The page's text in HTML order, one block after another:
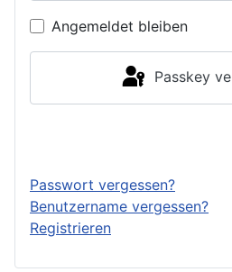
Angemeldet bleiben
Passkey
Passwort vergessen?
Benutzername vergessen?
Registrieren